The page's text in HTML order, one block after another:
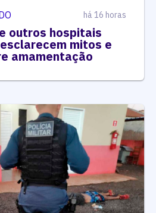
há 16 horas
outros hospitais
mitos e
amamentação